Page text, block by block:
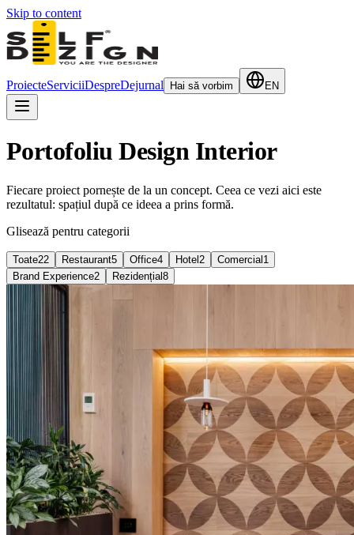
Skip to content
ProiecteServiciiDespreDejurnal Hai să vorbim EN
Portofoliu Design Interior
Fiecare proiect pornește de la un concept. Ceea ce vezi aici este
rezultatul: spațiul după ce ideea a prins formă.
Glisează pentru categorii
Toate22 Restaurant5 Office4 Hotel 2 Comercial 1
Brand Experience2 Rezidențial 8